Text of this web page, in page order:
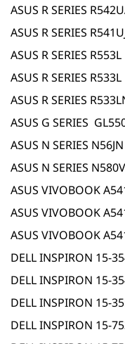
ASUS R SERIES
ASUS R SERIES
ASUS R SERIES R553L
ASUS R SERIES R533L
ASUS R SERIES
ASUS G SERIES
ASUS N SERIES N56JN
ASUS N SERIES
ASUS VIVOBOOK
ASUS VIVOBOOK
ASUS VIVOBOOK
DELL INSPIRON 15-
DELL INSPIRON 15-
DELL INSPIRON 15-
DELL INSPIRON 15-